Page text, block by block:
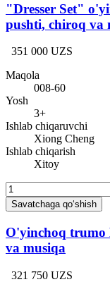
"Dresser Set"
pushti, chiroq va
351 000 UZS
Maqola
008-60
Yosh
3+
Ishlab chiqaruvchi
Xiong Cheng
Ishlab chiqarish
Xitoy
Savatchaga qo‘shish
O'yinchoq trumo
va musiqa
321 750 UZS